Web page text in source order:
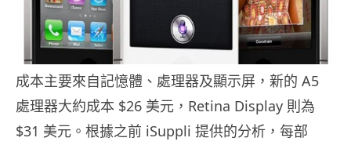
成本主要來自記憶體、處理器及顯示屏，新的 A5
處理器大約成本 $26 美元，Retina Display 則為
$31 美元。根據之前 iSuppli 提供的分析，每部